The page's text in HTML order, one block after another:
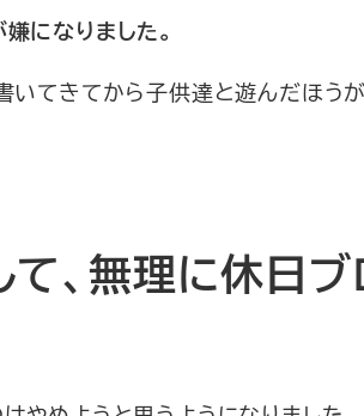
になりました。
てきてから子供達と遊んだほう
、無理に休日ブ